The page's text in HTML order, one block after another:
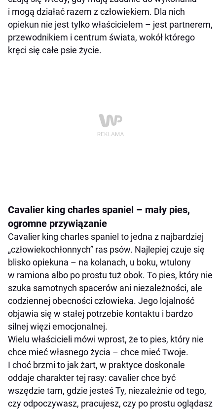
i mogą działać razem z człowiekiem. Dla nich
opiekun nie jest tylko właścicielem – jest partnerem,
przewodnikiem i centrum świata, wokół którego
kręci się całe psie życie.
Cavalier king charles spaniel – mały pies,
ogromne przywiązanie
Cavalier king charles spaniel to jedna z najbardziej
„człowiekochłonnych” ras psów. Najlepiej czuje się
blisko opiekuna – na kolanach, u boku, wtulony
w ramiona albo po prostu tuż obok. To pies, który nie
szuka samotnych spacerów ani niezależności, ale
codziennej obecności człowieka. Jego lojalność
objawia się w stałej potrzebie kontaktu i bardzo
silnej więzi emocjonalnej.
Wielu właścicieli mówi wprost, że to pies, który nie
chce mieć własnego życia – chce mieć Twoje.
I choć brzmi to jak żart, w praktyce doskonale
oddaje charakter tej rasy: cavalier chce być
wszędzie tam, gdzie jesteś Ty, niezależnie od tego,
czy odpoczywasz, pracujesz, czy po prostu oglądasz